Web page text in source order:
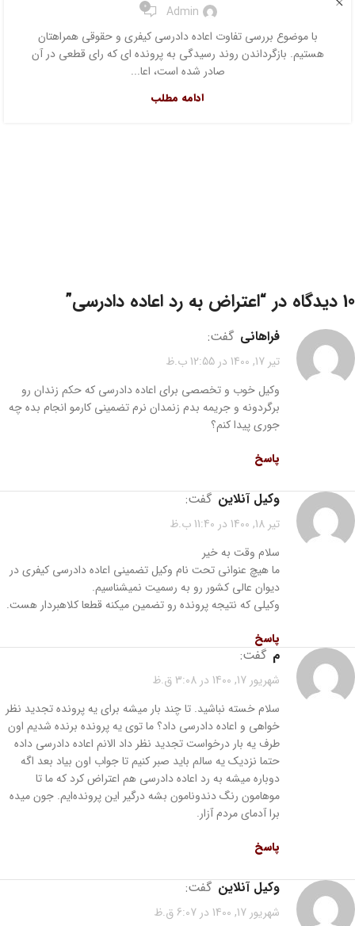
Admin
0
با موضوع بررسی تفاوت اعاده دادرسی کیفری و حقوقی همراهتان
هستیم. بازگرداندن روند رسیدگی به پرونده ای که رای قطعی در آن
صادر شده است، اعا...
ادامه مطلب
10 دیدگاه در “ اعتراض به رد اعاده دادرسی”
فراهانی گفت:
تیر 17, 1400 در 12:55 ب.ظ
وکیل خوب و تخصصی برای اعاده دادرسی که حکم زندان رو
برگردونه و جریمه بدم زنمدان نرم تضمینی کارمو انجام بده چه
جوری پیدا کنم؟
پاسخ
وکیل آنلاین گفت:
تیر 18, 1400 در 11:40 ب.ظ
سلام وقت به خیر
ما هیچ عنوانی تحت نام وکیل تضمینی اعاده دادرسی کیفری در
دیوان عالی کشور رو به رسمیت نمیشناسیم.
وکیلی که نتیجه پرونده رو تضمین میکنه قطعا کلاهبردار هست.
پاسخ
م گفت:
شهریور 17, 1400 در 3:08 ق.ظ
سلام خسته نباشید. تا چند بار میشه برای یه پرونده تجدید نظر
خواهی و اعاده دادرسی داد؟ ما توی یه پرونده برنده شدیم اون
طرف یه بار درخواست تجدید نظر داد الانم اعاده دادرسی داده
حتما نزدیک یه سالم باید صبر کنیم تا جواب اون بیاد بعد اگه
دوباره میشه به رد اعاده دادرسی هم اعتراض کرد که ما تا
موهامون رنگ دندونامون بشه درگیر این پرونده‌ایم. جون میده
برا آدمای مردم آزار.
پاسخ
وکیل آنلاین گفت:
شهریور 17, 1400 در 6:07 ق.ظ